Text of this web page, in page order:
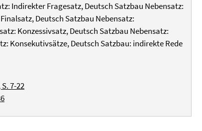
Indirekter Fragesatz, Deutsch Satzbau Nebensatz:
Deutsch Satzbau Nebensatz:
Konzessivsatz, Deutsch Satzbau Nebensatz:
Konsekutivsätze, Deutsch Satzbau: indirekte Rede
7-22